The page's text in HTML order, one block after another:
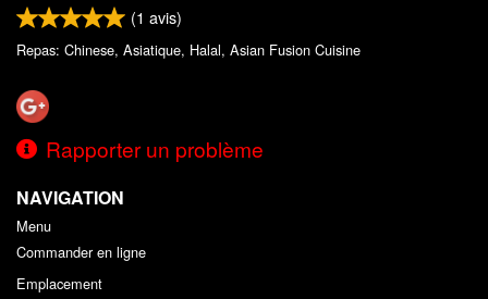
(1 avis)
Repas: Chinese, Asiatique, Halal, Asian Fusion Cuisine
Rapporter un problème
NAVIGATION
Menu
Commander en ligne
Emplacement